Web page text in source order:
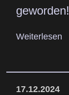
geworden!
Weiterlesen
17.12.2024